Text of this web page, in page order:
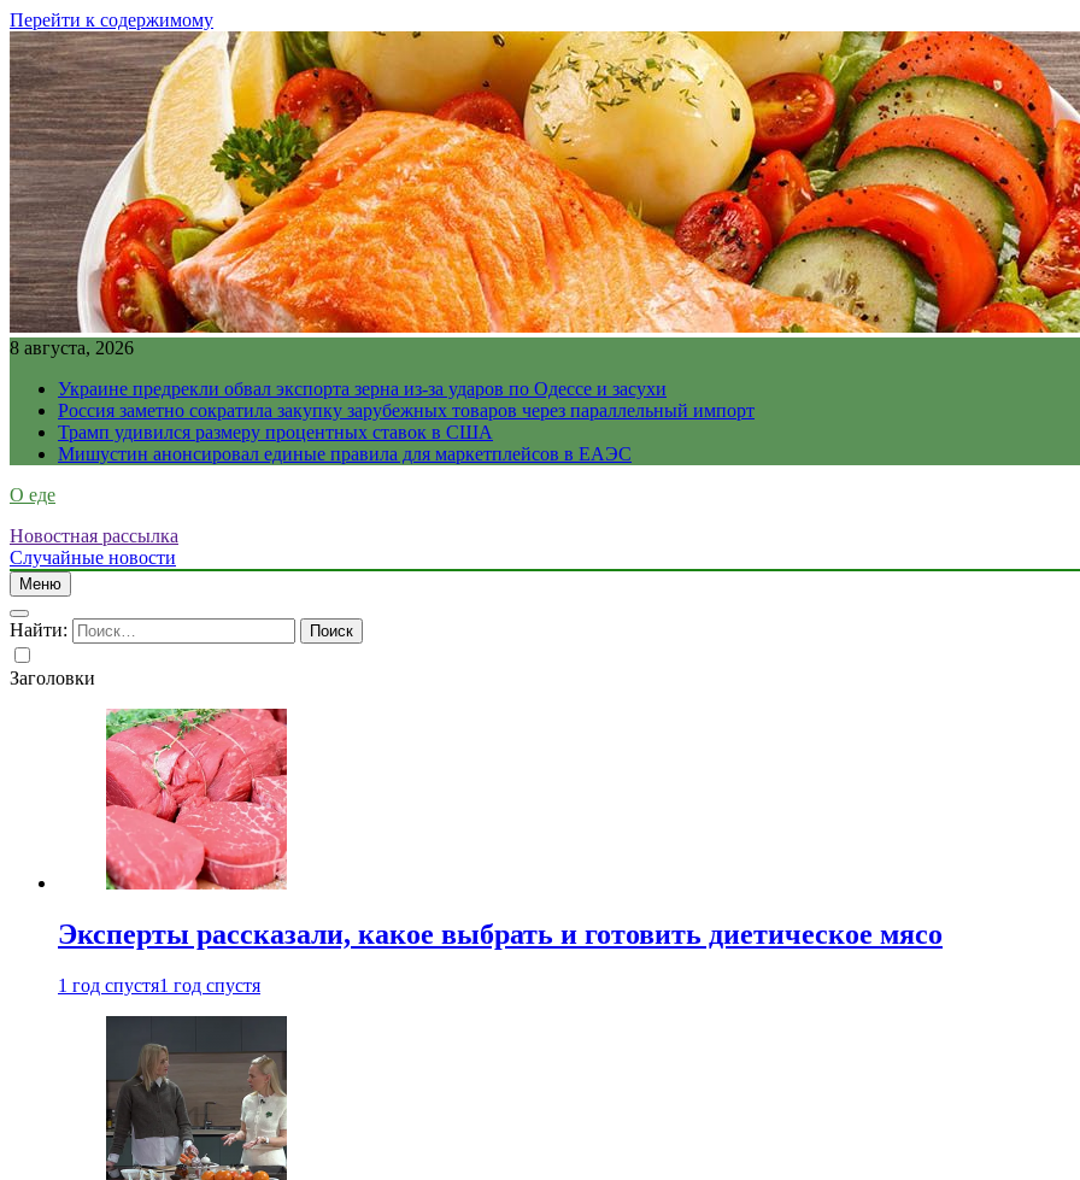
Перейти к содержимому
8 августа, 2026
Украине предрекли обвал экспорта зерна из-за ударов по Одессе и засухи
Россия заметно сократила закупку зарубежных товаров через параллельный импорт
Трамп удивился размеру процентных ставок в США
Мишустин анонсировал единые правила для маркетплейсов в ЕАЭС
О еде
Новостная рассылка
Случайные новости
Меню
Найти:
Заголовки
Эксперты рассказали, какое выбрать и готовить диетическое мясо
1 год спустя1 год спустя